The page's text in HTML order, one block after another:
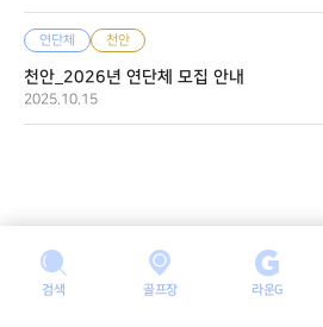
검색 골프장 라운G
연단체 천안
천안_2026년 연단체 모집 안내
2025.10.15